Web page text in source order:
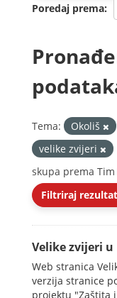
Poredaj prema
Tema: Okoliš
velike zvijeri
skupa prema
Filtriraj
Velike zvijeri
Web stranica
verzija stranice
projektu "Zaštita